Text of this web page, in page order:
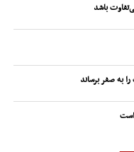
باشد
به صفر برساند